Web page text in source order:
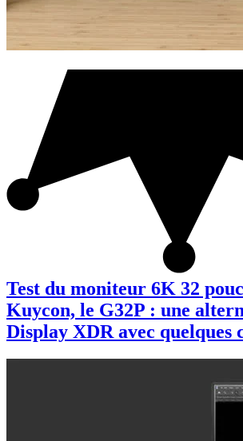
Test du moniteur 6K 32
Kuycon, le G32P : une
Display XDR avec quelques